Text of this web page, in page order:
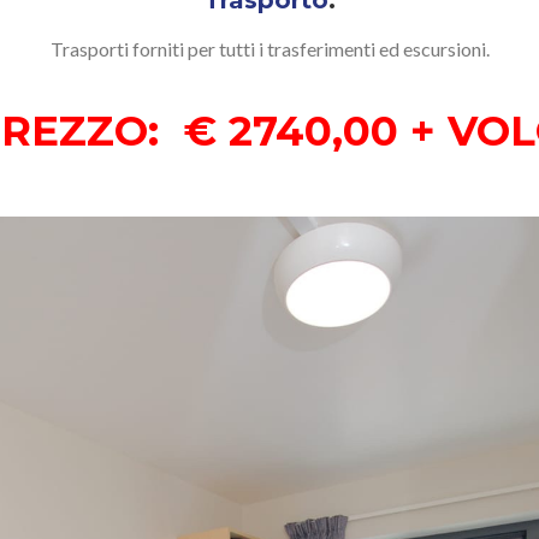
Trasporti forniti per tutti i trasferimenti ed escursioni.
€ 2740,00 +